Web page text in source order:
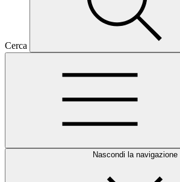
Cerca
Nascondi la navigazione